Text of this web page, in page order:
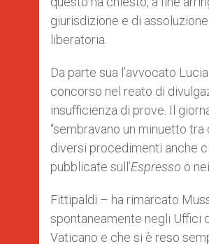
giurisdizione e di
liberatoria.
Da parte sua l’avvocato
concorso nel reato di
insufficienza di prove. Il
“sembravano un minuetto tra
diversi procedimenti anche
pubblicate sull’Espresso o
Fittipaldi – ha rimarcato
spontaneamente negli Uffici
Vaticano e che si è reso